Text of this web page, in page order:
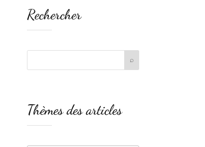
Rechercher
Thèmes des articles